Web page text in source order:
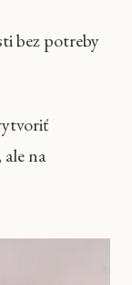
bez potreby
na